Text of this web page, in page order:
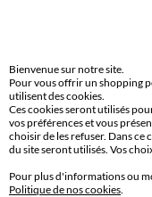
Retours
sous 30 jours
Service
de 8h00 à
Bienvenue sur notre site.
Pour vous offrir un shopping
utilisent des cookies.
Ces cookies seront utilisés
vos préférences et vous
choisir de les refuser. Dans ce
du site seront utilisés. Vos
Pour plus d'informations ou
Politique de nos cookies